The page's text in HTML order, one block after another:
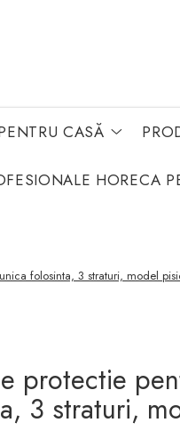
CASĂ
HORECA
folosinta, 3 straturi, model
protectie
3 straturi,